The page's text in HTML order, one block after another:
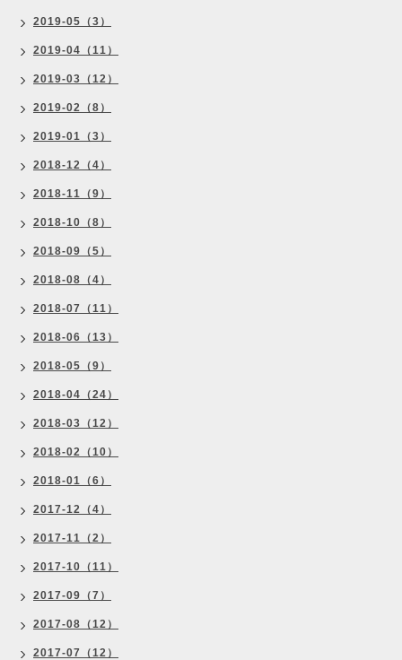
2019-05（3）
2019-04（11）
2019-03（12）
2019-02（8）
2019-01（3）
2018-12（4）
2018-11（9）
2018-10（8）
2018-09（5）
2018-08（4）
2018-07（11）
2018-06（13）
2018-05（9）
2018-04（24）
2018-03（12）
2018-02（10）
2018-01（6）
2017-12（4）
2017-11（2）
2017-10（11）
2017-09（7）
2017-08（12）
2017-07（12）